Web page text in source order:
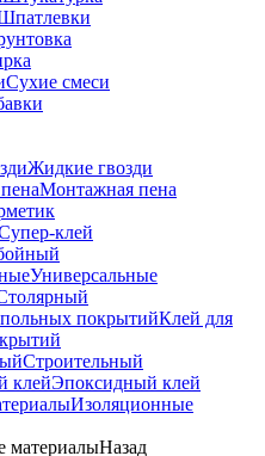
Сухие смеси
Жидкие гвозди
Монтажная пена
клей
Универсальные
Клей для
Строительный
Эпоксидный клей
Изоляционные
материалыНазад